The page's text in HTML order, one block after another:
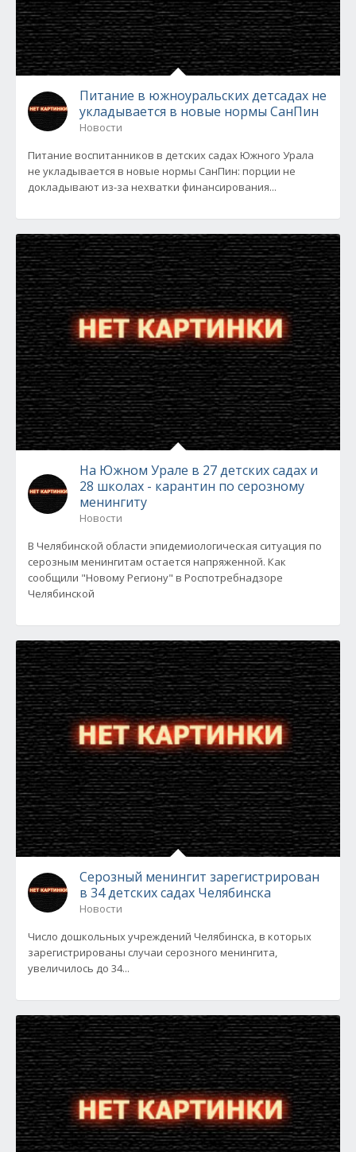
Питание в южноуральских детсадах не
укладывается в новые нормы СанПин
Новости
Питание воспитанников в детских садах Южного Урала
не укладывается в новые нормы СанПин: порции не
докладывают из-за нехватки финансирования...
На Южном Урале в 27 детских садах и
28 школах - карантин по серозному
менингиту
Новости
В Челябинской области эпидемиологическая ситуация по
серозным менингитам остается напряженной. Как
сообщили "Новому Региону" в Роспотребнадзоре
Челябинской
Серозный менингит зарегистрирован
в 34 детских садах Челябинска
Новости
Число дошкольных учреждений Челябинска, в которых
зарегистрированы случаи серозного менингита,
увеличилось до 34...